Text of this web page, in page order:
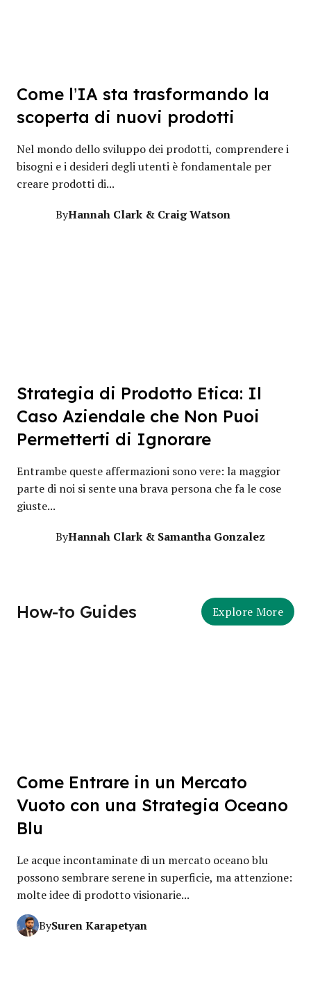
Come l’IA sta trasformando la
scoperta di nuovi prodotti
Nel mondo dello sviluppo dei prodotti, comprendere i
bisogni e i desideri degli utenti è fondamentale per
creare prodotti di...
ByHannah Clark & Craig Watson
Strategia di Prodotto Etica: Il
Caso Aziendale che Non Puoi
Permetterti di Ignorare
Entrambe queste affermazioni sono vere: la maggior
parte di noi si sente una brava persona che fa le cose
giuste...
ByHannah Clark & Samantha Gonzalez
How-to Guides Explore More
Come Entrare in un Mercato
Vuoto con una Strategia Oceano
Blu
Le acque incontaminate di un mercato oceano blu
possono sembrare serene in superficie, ma attenzione:
molte idee di prodotto visionarie...
BySuren Karapetyan